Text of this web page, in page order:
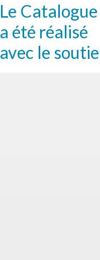
Le
a été réalisé
avec le